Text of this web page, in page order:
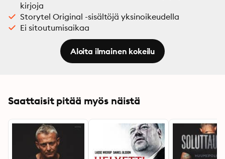
kirjoja
Storytel Original -sisältöjä yksinoikeudella
Ei sitoutumisaikaa
Aloita ilmainen kokeilu
Saattaisit pitää myös näistä